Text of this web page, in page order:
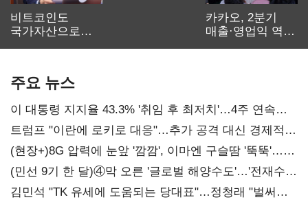
비트코인도
국가자산으로…'
카카오, 2분기
매출·영업익 역대
주요 뉴스
이 대통령 지지율 43.3% '취임 후 최저치'…4주 연속
'하락'
트럼프 "이란에 로키로 대응"…추가 공격 대신 경제적
압박 시사
(현장+)8G 압력에 눈앞 '깜깜', 이마엔 구슬땀 '뚝뚝'…
화려한 에어쇼 뒤 땀방울
(민선 9기 한 달)④막 오른 '글로벌 해양수도'…'전재수
리더십' 시험대
김민석 "TK 유세에 도움되는 당대표"…정청래 "벌써